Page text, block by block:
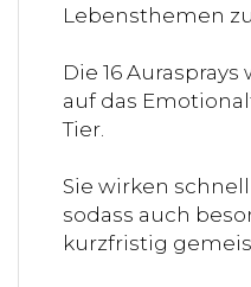
Lebensthemen
Die 16
auf das
Tier.
Sie wirken
sodass auch
kurzfristig